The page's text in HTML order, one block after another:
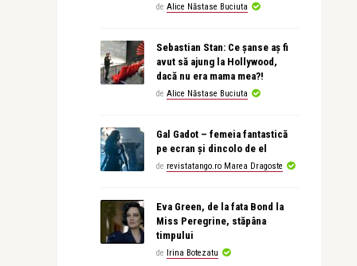
de Alice Năstase Buciuta
Sebastian Stan: Ce șanse aș fi
avut să ajung la Hollywood,
dacă nu era mama mea?!
de Alice Năstase Buciuta
Gal Gadot – femeia fantastică
pe ecran și dincolo de el
de revistatango.ro Marea Dragoste
Eva Green, de la fata Bond la
Miss Peregrine, stăpâna
timpului
de Irina Botezatu